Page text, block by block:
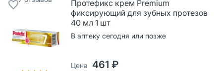
Протефикс крем Premium
фиксирующий для зубных протезов
40 мл 1 шт
В аптеку сегодня или позже
Цена 461 ₽